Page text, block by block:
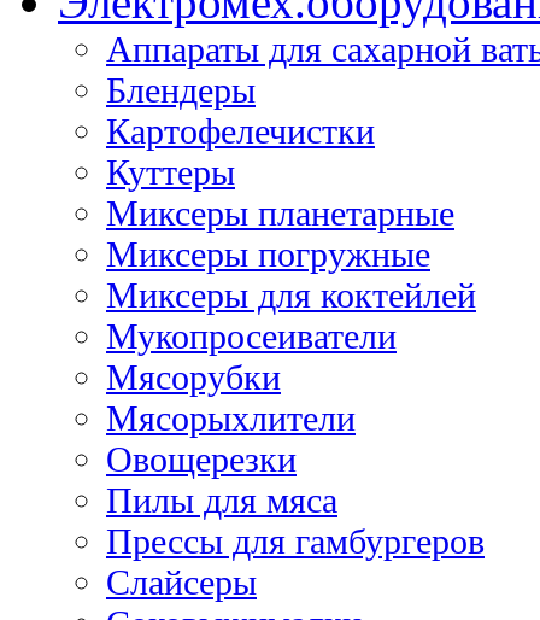
Аппараты для сахарной
Блендеры
Картофелечистки
Куттеры
Миксеры планетарные
Миксеры погружные
Миксеры для коктейлей
Мукопросеиватели
Мясорубки
Мясорыхлители
Овощерезки
Пилы для мяса
Прессы для гамбургеров
Слайсеры